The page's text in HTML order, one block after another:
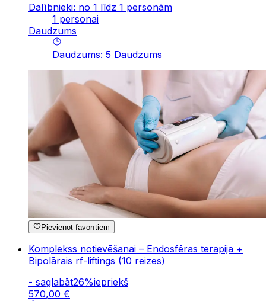
Dalībnieki: no 1 līdz 1 personām
1 personai
Daudzums
Daudzums: 5 Daudzums
Pievienot favorītiem
Komplekss notievēšanai – Endosfēras terapija +
Bipolārais rf-liftings (10 reizes)
- saglabāt26%iepriekš
570,00 €